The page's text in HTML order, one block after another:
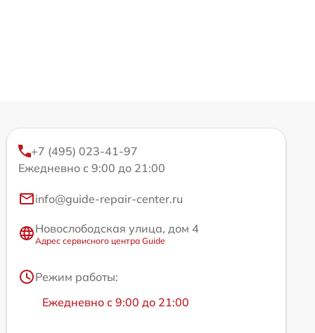
+7 (495) 023-41-97
Ежедневно с 9:00 до 21:00
info@guide-repair-center.ru
Новослободская улица, дом 4
Адрес сервисного центра Guide
Режим работы:
Ежедневно с 9:00 до 21:00